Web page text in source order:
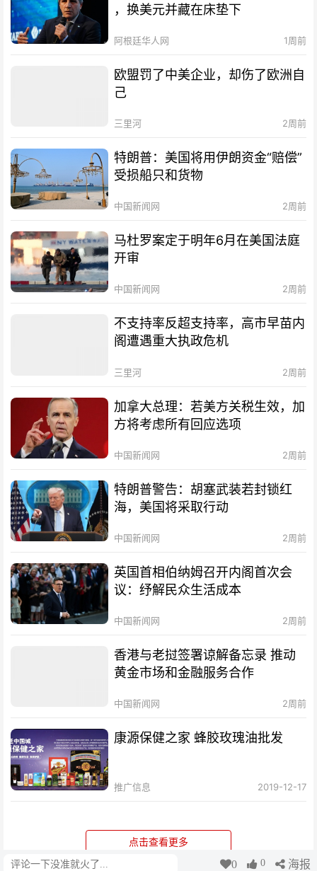
评论 0 0 海报
，换美元并藏在床垫下
阿根廷华人网 1周前
欧盟罚了中美企业，却伤了欧洲自
己
三里河 2周前
特朗普：美国将用伊朗资金“赔偿”
受损船只和货物
中国新闻网 2周前
马杜罗案定于明年6月在美国法庭
开审
中国新闻网 2周前
不支持率反超支持率，高市早苗内
阁遭遇重大执政危机
三里河 2周前
加拿大总理：若美方关税生效，加
方将考虑所有回应选项
中国新闻网 2周前
特朗普警告：胡塞武装若封锁红
海，美国将采取行动
中国新闻网 2周前
英国首相伯纳姆召开内阁首次会
议：纾解民众生活成本
中国新闻网 2周前
香港与老挝签署谅解备忘录 推动
黄金市场和金融服务合作
中国新闻网 2周前
康源保健之家 蜂胶玫瑰油批发
推广信息 2019-12-17
点击查看更多